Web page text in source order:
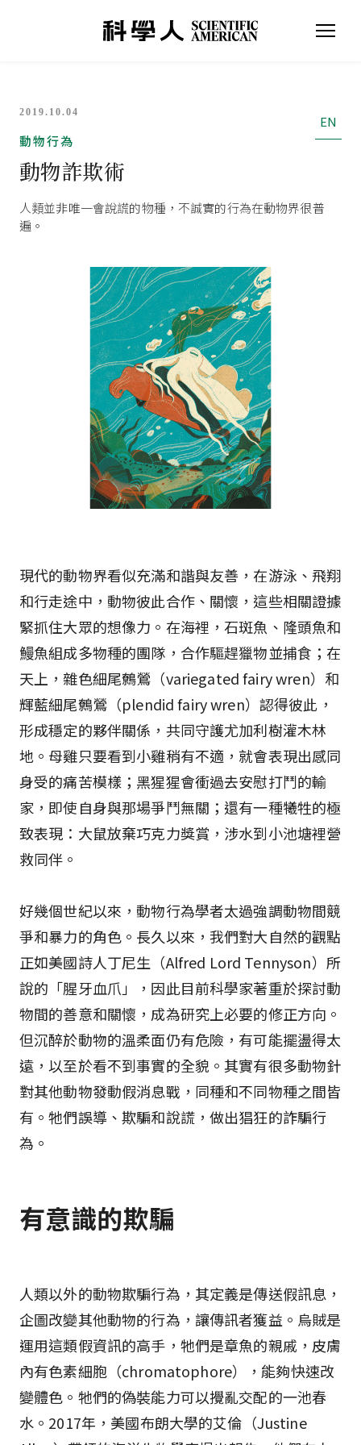
2019.10.04
EN
動物行為
動物詐欺術
人類並非唯一會說謊的物種，不誠實的行為在動物界很普
遍。
現代的動物界看似充滿和諧與友善，在游泳、飛翔
和行走途中，動物彼此合作、關懷，這些相關證據
緊抓住大眾的想像力。在海裡，石斑魚、隆頭魚和
鰻魚組成多物種的團隊，合作驅趕獵物並捕食；在
天上，雜色細尾鷯鶯（variegated fairy wren）和
輝藍細尾鷯鶯（plendid fairy wren）認得彼此，
形成穩定的夥伴關係，共同守護尤加利樹灌木林
地。母雞只要看到小雞稍有不適，就會表現出感同
身受的痛苦模樣；黑猩猩會衝過去安慰打鬥的輸
家，即使自身與那場爭鬥無關；還有一種犧牲的極
致表現：大鼠放棄巧克力獎賞，涉水到小池塘裡營
救同伴。
好幾個世紀以來，動物行為學者太過強調動物間競
爭和暴力的角色。長久以來，我們對大自然的觀點
正如美國詩人丁尼生（Alfred Lord Tennyson）所
說的「腥牙血爪」，因此目前科學家著重於探討動
物間的善意和關懷，成為研究上必要的修正方向。
但沉醉於動物的溫柔面仍有危險，有可能擺盪得太
遠，以至於看不到事實的全貌。其實有很多動物針
對其他動物發動假消息戰，同種和不同物種之間皆
有。牠們誤導、欺騙和說謊，做出猖狂的詐騙行
為。
有意識的欺騙
人類以外的動物欺騙行為，其定義是傳送假訊息，
企圖改變其他動物的行為，讓傳訊者獲益。烏賊是
運用這類假資訊的高手，牠們是章魚的親戚，皮膚
內有色素細胞（chromatophore），能夠快速改
變體色。牠們的偽裝能力可以攪亂交配的一池春
水。2017年，美國布朗大學的艾倫（Justine